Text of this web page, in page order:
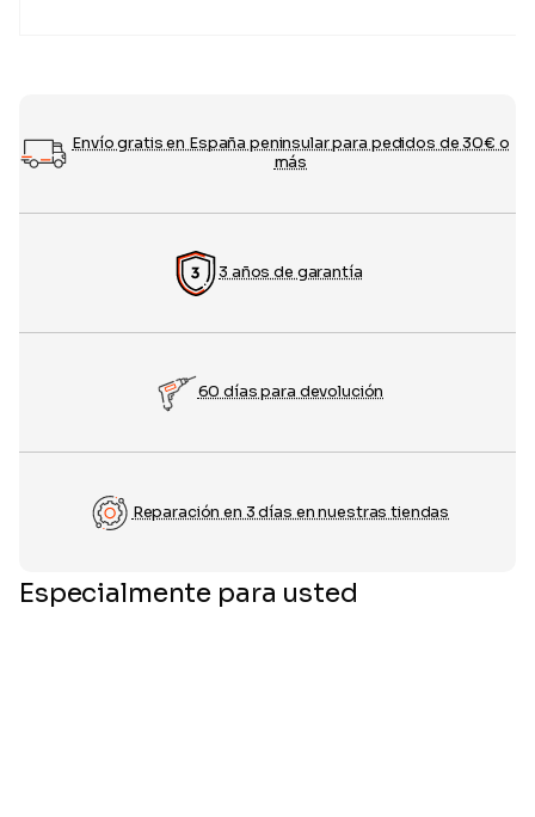
Envío gratis en España peninsular para pedidos de 30€ o
más
3 años de garantía
60 días para devolución
Reparación en 3 días en nuestras tiendas
Especialmente para usted